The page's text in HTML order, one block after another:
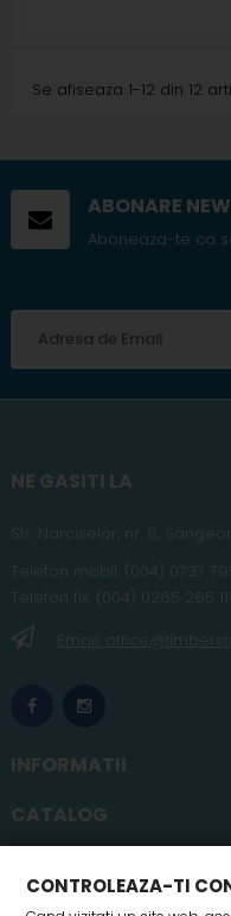
Se afiseaza 1-12 din 12
ABONARE
Aboneaza-te ca
NE GASITI LA
Str. Narciselor, nr. 8,
Telefon mobil (004) 0727
Telefon fix: (004) 0265 265
Email:
INFORMATII
CATALOG
CONTROLEAZA-TI